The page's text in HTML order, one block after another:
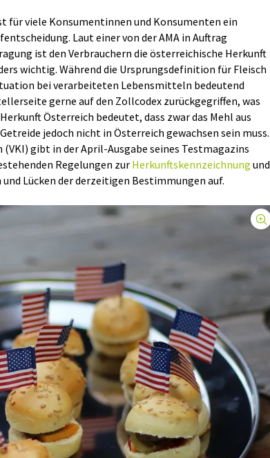
für viele Konsumentinnen und Konsumenten ein
Laut einer von der AMA in Auftrag
ist den Verbrauchern die österreichische Herkunft
wichtig. Während die Ursprungsdefinition für Fleisch
bei verarbeiteten Lebensmitteln bedeutend
gerne auf den Zollcodex zurückgegriffen, was
Österreich bedeutet, dass zwar das Mehl aus
jedoch nicht in Österreich gewachsen sein muss.
gibt in der April-Ausgabe seines Testmagazins
Regelungen zur Herkunftskennzeichnung und
Lücken der derzeitigen Bestimmungen auf.